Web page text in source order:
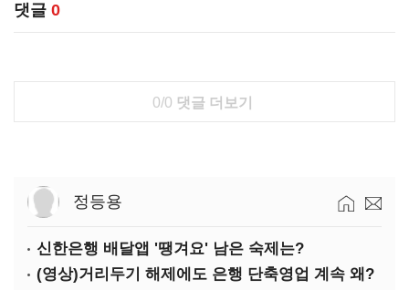
댓글 0
0/0 댓글 더보기
정등용
신한은행 배달앱 '땡겨요' 남은 숙제는?
(영상)거리두기 해제에도 은행 단축영업 계속 왜?